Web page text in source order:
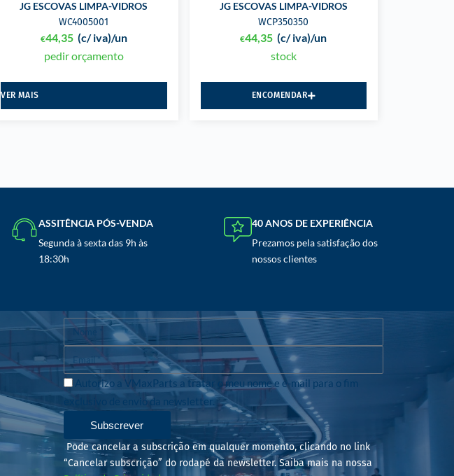
JG ESCOVAS LIMPA-VIDROS
WC4005001
€44,35 (c/ iva)/un
pedir orçamento
VER MAIS
JG ESCOVAS LIMPA-VIDROS
WCP350350
€44,35 (c/ iva)/un
stock
ENCOMENDAR
ASSITÊNCIA PÓS-VENDA
Segunda à sexta das 9h às
18:30h
40 ANOS DE EXPERIÊNCIA
Prezamos pela satisfação dos
nossos clientes
Autorizo a VMaxParts a tratar o meu nome e e-mail para o fim
exclusivo de envio da newsletter.
Subscrever
Pode cancelar a subscrição em qualquer momento, clicando no link
“Cancelar subscrição” do rodapé da newsletter. Saiba mais na nossa